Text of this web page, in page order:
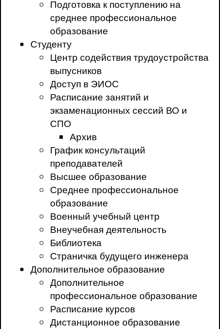
Подготовка к поступлению на
среднее профессиональное
образование
Студенту
Центр содействия трудоустройства
выпусников
Доступ в ЭИОС
Расписание занятий и
экзаменационных сессий ВО и
СПО
Архив
График консультаций
преподавателей
Высшее образование
Среднее профессиональное
образование
Военный учебный центр
Внеучебная деятельность
Библиотека
Страничка будущего инженера
Дополнительное образование
Дополнительное
профессиональное образование
Расписание курсов
Дистанционное образование